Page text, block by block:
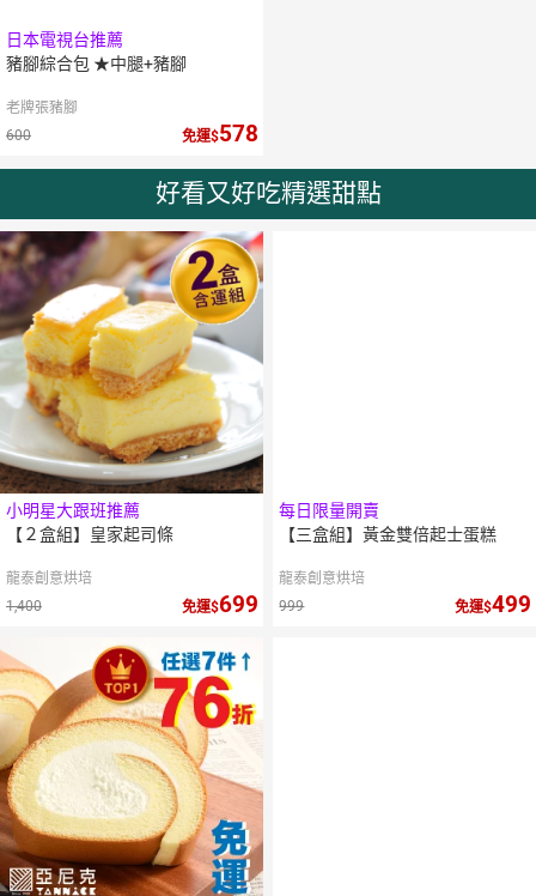
日本電視台推薦
豬腳綜合包 ★中腿+豬腳
老牌張豬腳
600
免運 578
好看又好吃精選甜點
小明星大跟班推薦
【２盒組】皇家起司條
龍泰創意烘培
1,400
免運 699
每日限量開賣
【三盒組】黃金雙倍起士蛋糕
龍泰創意烘培
999
免運 499